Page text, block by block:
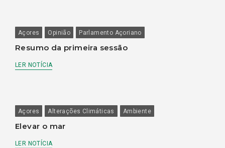
Açores Opinião Parlamento Açoriano
Resumo da primeira sessão
LER NOTÍCIA
Açores Alterações Climáticas Ambiente
Elevar o mar
LER NOTÍCIA